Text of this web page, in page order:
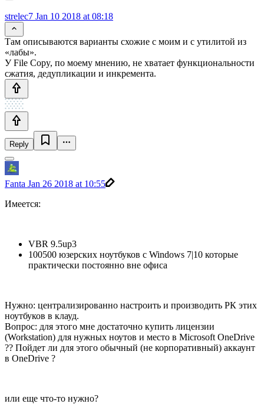
strelec7 Jan 10 2018 at 08:18
Там описываются варианты схожие с моим и с утилитой из
«лабы».
У File Copy, по моему мнению, не хватает функциональности
сжатия, дедупликации и инкремента.
Reply
Fanta Jan 26 2018 at 10:55
Имеется:
VBR 9.5up3
100500 юзерских ноутбуков с Windows 7|10 которые
практически постоянно вне офиса
Нужно: централизированно настроить и производить РК этих
ноутбуков в клауд.
Вопрос: для этого мне достаточно купить лицензии
(Workstation) для нужных ноутов и место в Microsoft OneDrive
?? Пойдет ли для этого обычный (не корпоративный) аккаунт
в OneDrive ?
или еще что-то нужно?